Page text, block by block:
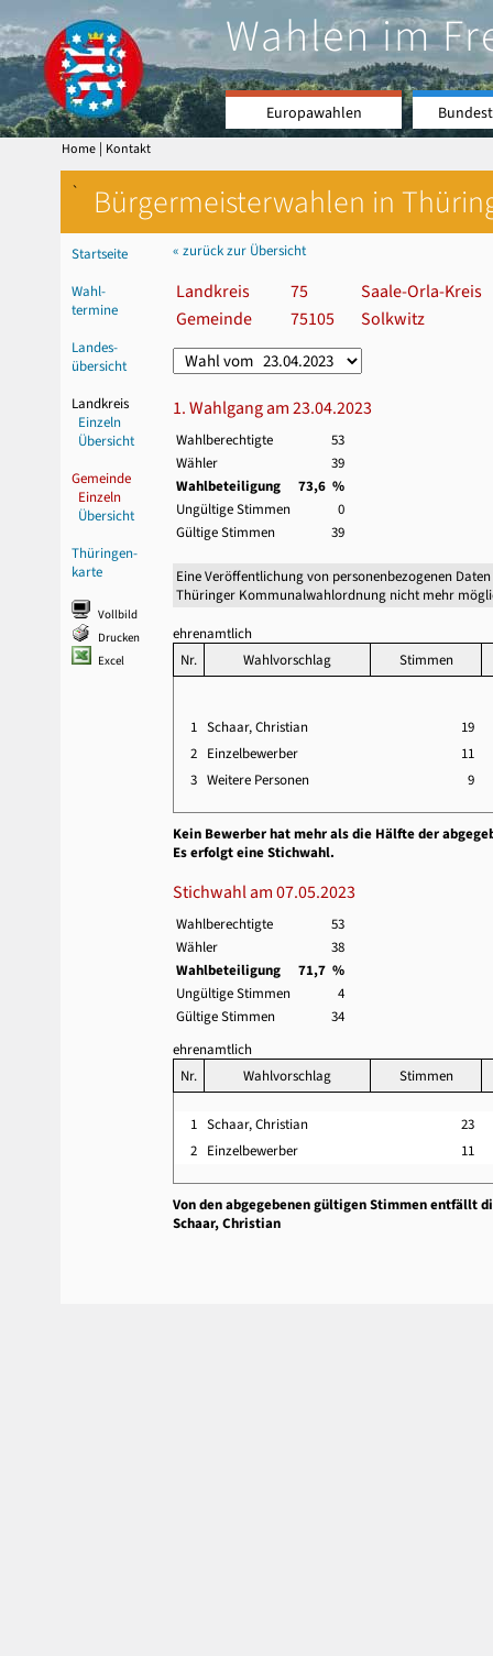
Wahlen im
Europawahlen
Home | Kontakt
` Bürgermeisterwahlen in
Startseite
Wahl-
termine
Landes-
übersicht
Landkreis
Einzeln
Übersicht
Gemeinde
Einzeln
Übersicht
Thüringen-
karte
Vollbild
Drucken
Excel
« zurück zur Übersicht
Landkreis 75
Saale-Orla-Kreis
Gemeinde
75105 Solkwitz
1. Wahlgang am 23.04.2023
Wahlberechtigte
53
Wähler
39
Wahlbeteiligung
73,6 %
Ungültige Stimmen
0
Gültige Stimmen
39
Eine Veröffentlichung von personenbezogenen
Thüringer Kommunalwahlordnung nicht mehr
ehrenamtlich
Nr.
Wahlvorschlag Stimmen
1 Schaar, Christian
19
2 Einzelbewerber
11
3 Weitere Personen 9
Kein Bewerber hat mehr als die Hälfte der
Es erfolgt eine Stichwahl.
Stichwahl am 07.05.2023
Wahlberechtigte
53
Wähler
38
Wahlbeteiligung
71,7 %
Ungültige Stimmen
4
Gültige Stimmen
34
ehrenamtlich
Nr.
Wahlvorschlag Stimmen
1 Schaar, Christian
23
2 Einzelbewerber 11
Von den abgegebenen gültigen Stimmen entfällt
Schaar, Christian